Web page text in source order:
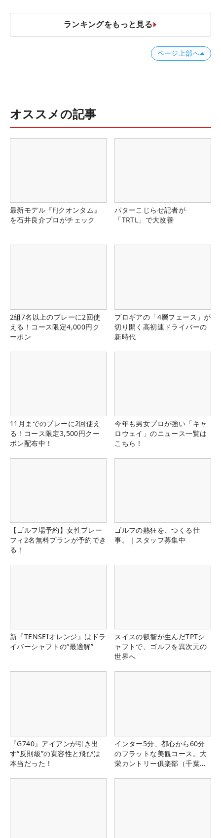
ランキングをもっと見る
ページ上部へ
オススメの記事
最新モデル『FJクオンタム』
を石井良介プロがチェック
パターこじらせ記者が
「TRTL」で大改善
2組7名以上のプレーに2回使
える！コース限定4,000円ク
ーポン
プロギアの「4層フェース」が
切り開く高初速ドライバーの
新時代
11月までのプレーに2回使え
る！コース限定3,500円クー
ポン配布中！
今年も男女プロが強い「キャ
ロウェイ」のニュース一覧は
こちら！
【ゴルフ場予約】女性プレー
フィ2名無料プランが予約でき
る！
ゴルフの熱狂を、つくる仕
事。｜スタッフ募集中
新『TENSEIオレンジ』はドラ
イバーシャフトの“最適解”
スイスの叡智が生んだTPTシ
ャフトで、ゴルフを異次元の
世界へ
『G740』アイアンが引き出
す“反則級”の寛容性と飛びは
本当だった！
インター5分、都心から60分
のフラットな美観コース。大
栄カントリー俱楽部（千葉